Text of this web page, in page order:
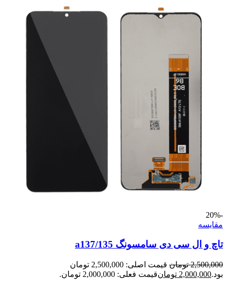
-20%
مقايسه
تاچ و ال سی دی سامسونگ a137/135
2,500,000 تومان
قیمت اصلی: 2,500,000 تومان
بود.2,000,000 تومانقیمت فعلی: 2,000,000 تومان.